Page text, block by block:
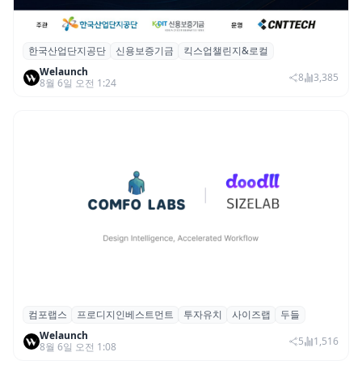
산단공·신보, 2026 ‘킥스업 챌린지&로컬’ 참
여 스타트업 모집
한국산업단지공단 신용보증기금
킥스업챌린지&로컬
Welaunch
8월 6일 오전 1:24
8 3,385
컴포랩스, 프로디지인베스트먼트로부터 시
드 투자 유치
컴포랩스 프로디지인베스트먼트 투자유치 사이즈랩
두들
Welaunch
8월 6일 오전 1:08
5 1,516